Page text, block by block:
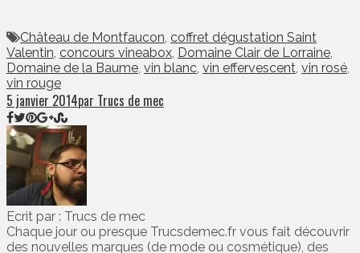
Château de Montfaucon coffret dégustation Saint
Valentin concours vineabox Domaine Clair de Lorraine
Domaine de la Baume vin blanc vin effervescent vin rosé
vin rouge
5 janvier 2014par Trucs de mec
Ecrit par : Trucs de mec
Chaque jour ou presque Trucsdemec.fr vous fait découvrir
des nouvelles marques (de mode ou cosmétique), des